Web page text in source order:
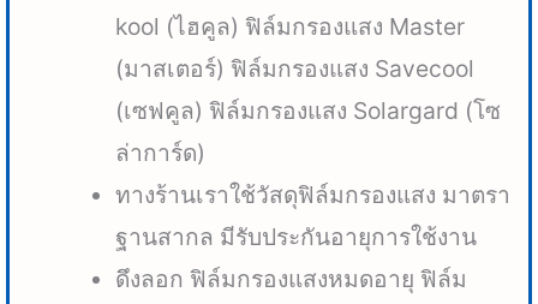
kool (ไฮคูล) ฟิล์มกรองแสง Master
(มาสเตอร์) ฟิล์มกรองแสง Savecool
(เซฟคูล) ฟิล์มกรองแสง Solargard (โซ
ล่าการ์ด)
ทางร้านเราใช้วัสดุฟิล์มกรองแสง มาตรา
ฐานสากล มีรับประกันอายุการใช้งาน
ดึงลอก ฟิล์มกรองแสงหมดอายุ ฟิล์ม